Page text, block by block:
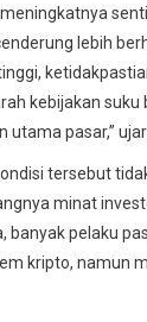
lebih
kebijakan suku
pasar,” ujar
tersebut
minat
banyak pelaku
kripto, namun